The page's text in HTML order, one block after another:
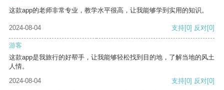
这款app的老师非常专业，教学水平很高，让我能够学到实用的知识。
2024-08-04 支持[0] 反对[0]
游客
这款app是我旅行的好帮手，让我能够轻松找到目的地，了解当地的风土
人情。
2024-08-04
支持[0] 反对[0]